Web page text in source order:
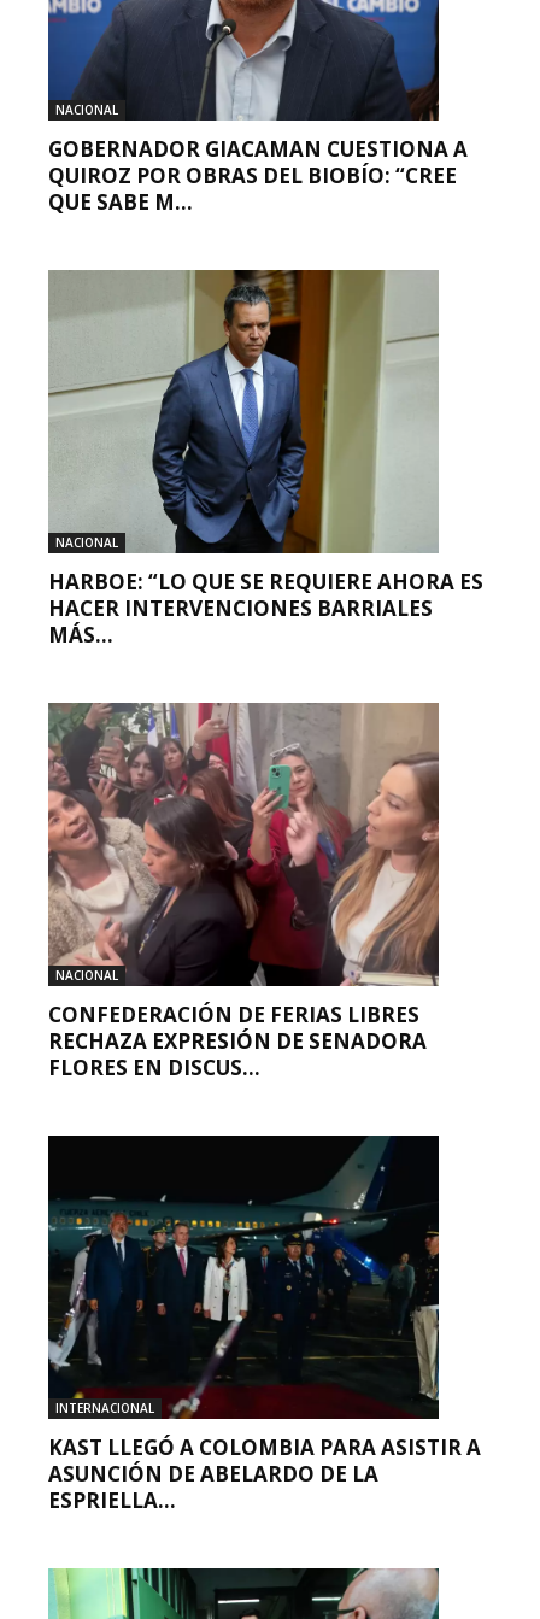
NACIONAL
GOBERNADOR GIACAMAN CUESTIONA A
QUIROZ POR OBRAS DEL BIOBÍO: “CREE
QUE SABE M...
NACIONAL
HARBOE: “LO QUE SE REQUIERE AHORA ES
HACER INTERVENCIONES BARRIALES
MÁS...
NACIONAL
CONFEDERACIÓN DE FERIAS LIBRES
RECHAZA EXPRESIÓN DE SENADORA
FLORES EN DISCUS...
INTERNACIONAL
KAST LLEGÓ A COLOMBIA PARA ASISTIR A
ASUNCIÓN DE ABELARDO DE LA
ESPRIELLA...